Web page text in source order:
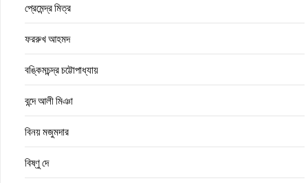
প্রেমেন্দ্র মিত্র
ফররুখ আহমদ
বঙ্কিমচন্দ্র চট্টোপাধ্যায়
বন্দে আলী মিঞা
বিনয় মজুমদার
বিষ্ণু দে